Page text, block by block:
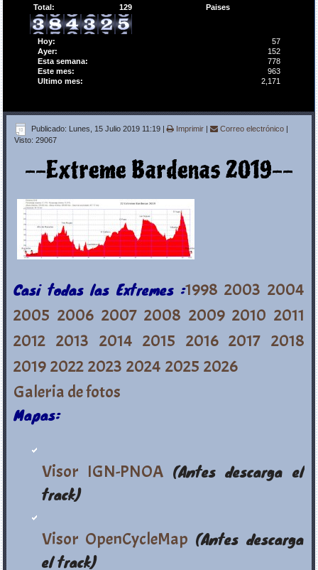
Total: 129 Paises
Hoy:
57
Ayer:
152
Esta semana:
778
Este mes:
963
Ultimo mes:
2,171
Publicado: Lunes, 15 Julio 2019 11:19 | Imprimir | Correo electrónico |
Visto: 29067
--Extreme Bardenas 2019--
Casi todas las Extremes :1998 2003 2004
2005 2006 2007 2008 2009 2010 2011
2012 2013 2014 2015 2016 2017 2018
2019 2022 2023 2024 2025 2026
Galeria de fotos
Mapas:
Visor IGN-PNOA(Antes descarga el
track)
Visor OpenCycleMap (Antes descarga
el track)